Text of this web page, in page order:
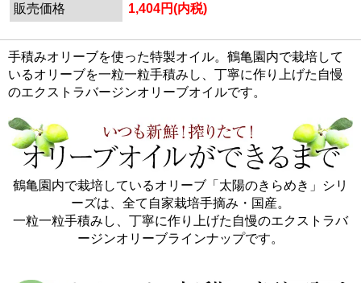
販売価格 1,404円(内税)
手積みオリーブを使った特製オイル。鶴亀園内で栽培して
いるオリーブを一粒一粒手積みし、丁寧に作り上げた自慢
のエクストラバージンオリーブオイルです。
鶴亀園内で栽培しているオリーブ「太陽のきらめき」シリ
ーズは、全て自家栽培手摘み・国産。
一粒一粒手積みし、丁寧に作り上げた自慢のエクストラバ
ージンオリーブラインナップです。